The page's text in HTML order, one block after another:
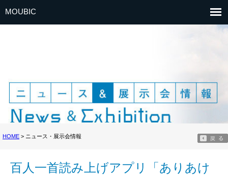
MOUBIC
HOME > ニュース・展示会情報
百人一首読み上げアプリ「ありあけ